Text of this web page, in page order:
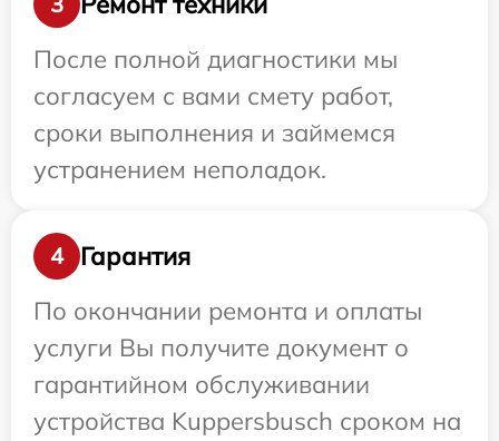
После полной диагностики мы
согласуем с вами смету работ,
сроки выполнения и займемся
устранением неполадок.
4
Гарантия
По окончании ремонта и оплаты
услуги Вы получите документ о
гарантийном обслуживании
устройства Kuppersbusch сроком на